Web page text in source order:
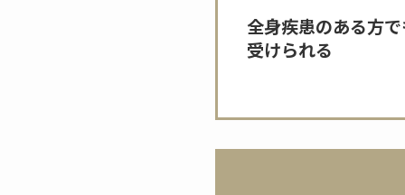
全身疾患のある方
受けられる